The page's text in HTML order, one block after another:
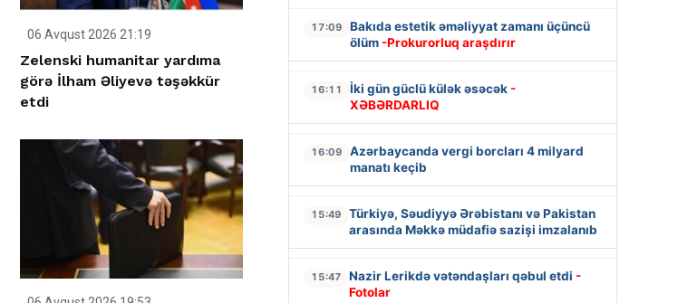
06 Avqust 2026 21:19
Zelenski humanitar yardıma
görə İlham Əliyevə təşəkkür
etdi
17:09
Bakıda estetik əməliyyat zamanı üçüncü
ölüm -Prokurorluq araşdırır
16:11 İki gün güclü külək əsəcək -
XƏBƏRDARLIQ
16:09
Azərbaycanda vergi borcları 4 milyard
manatı keçib
15:49
Türkiyə, Səudiyyə Ərəbistanı və Pakistan
arasında Məkkə müdafiə sazişi imzalanıb
15:47 Nazir Lerikdə vətəndaşları qəbul etdi -
Fotolar